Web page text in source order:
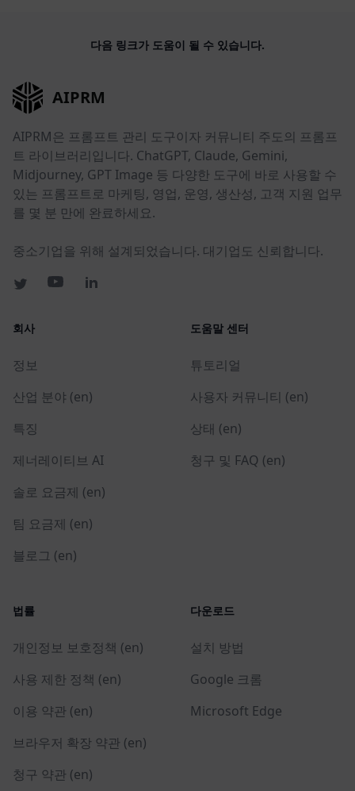
다음 링크가 도움이 될 수 있습니다.
AIPRM
AIPRM은 프롬프트 관리 도구이자 커뮤니티 주도의 프롬프
트 라이브러리입니다. ChatGPT, Claude, Gemini,
Midjourney, GPT Image 등 다양한 도구에 바로 사용할 수
있는 프롬프트로 마케팅, 영업, 운영, 생산성, 고객 지원 업무
를 몇 분 만에 완료하세요.
중소기업을 위해 설계되었습니다. 대기업도 신뢰합니다.
회사
정보
산업 분야 (en)
특징
제너레이티브 AI
솔로 요금제 (en)
팀 요금제 (en)
블로그 (en)
도움말 센터
튜토리얼
사용자 커뮤니티 (en)
상태 (en)
청구 및 FAQ (en)
법률
개인정보 보호정책 (en)
사용 제한 정책 (en)
이용 약관 (en)
브라우저 확장 약관 (en)
청구 약관 (en)
다운로드
설치 방법
Google 크롬
Microsoft Edge